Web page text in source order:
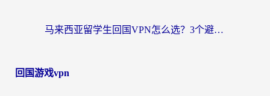
马来西亚留学生回国VPN怎么选？3个避坑点+1款实测好用的加速器推荐
回国游戏vpn